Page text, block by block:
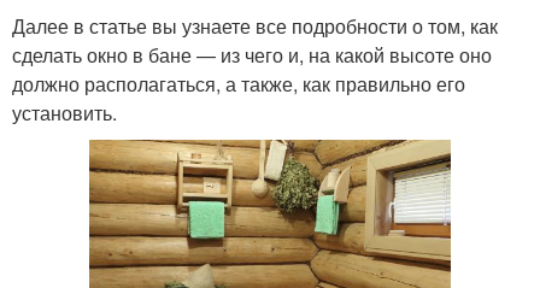
Далее в статье вы узнаете все подробности о том, как
сделать окно в бане — из чего и, на какой высоте оно
должно располагаться, а также, как правильно его
установить.